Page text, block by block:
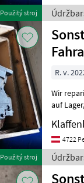
Použitý stroj
Použitý stroj
R. v.
Wir
auf Lager, generalüberholt und geprüft Údržbarské súpravy a
4722